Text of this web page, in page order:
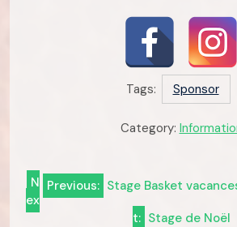
Tags: Sponsor
Category:
Navigation
de
Previous: Stage Basket
N
ex
t: Stage de Noël